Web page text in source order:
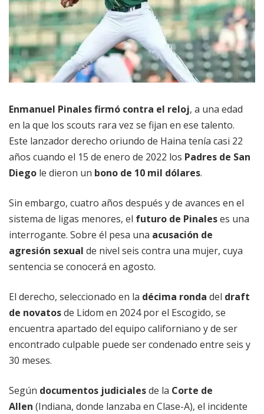
Enmanuel Pinalesfirmó contra el reloj, a una edad
en la que los scouts rara vez se fijan en ese talento.
Este lanzador derecho oriundo de Haina tenía casi 22
años cuando el 15 de enero de 2022 los Padres de San
Diego le dieron un bono de 10 mil dólares.
Sin embargo, cuatro años después y de avances en el
sistema de ligas menores, el futuro de Pinaleses una
interrogante. Sobre él pesa una acusación de
agresión sexual de nivel seis contra una mujer, cuya
sentencia se conocerá en agosto.
El derecho, seleccionado en la décima ronda del draft
de novatosde Lidom en 2024 por el Escogido, se
encuentra apartado del equipo californiano y de ser
encontrado culpable puede ser condenado entre seis y
30 meses.
Según documentos judicialesde la Corte de
Allen (Indiana, donde lanzaba en Clase-A), el incidente